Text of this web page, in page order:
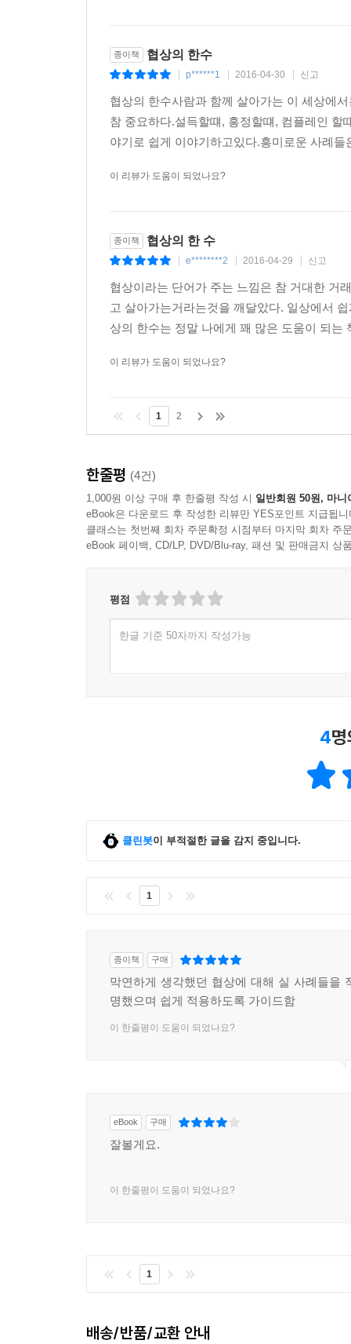
종이책 협상의 한수
p******1 2016-04-30 신고
협상의 한수​사람과 함께 살아가는 이 세상에
참 중요하다.설득할떄, 흥정할떄, 컴플레인
야기로 쉽게 이야기하고있다.흥미로운 사례
이 리뷰가 도움이 되었나요?
종이책 협상의 한 수
e********2 2016-04-29 신고
협상이라는 단어가 주는 느낌은 참 거대한 거
고 살아가는거라는것을 깨달았다. 일상에서
상의 한수는 정말 나에게 꽤 많은 도움이 되
이 리뷰가 도움이 되었나요?
1 2
한줄평 (4건)
1,000원 이상 구매 후 한줄평 작성 시 일반회원 50원, 마니
eBook은 다운로드 후 작성한 리뷰만 YES포인트 지급됩니
클래스는 첫번째 회차 주문확정 시점부터 마지막 회차 주
eBook 페이백, CD/LP, DVD/Blu-ray, 패션 및 판매금지 상
평점
한글 기준 50자까지 작성가능
4
클린봇이 부적절한 글을 감지 중입니다.
1
종이책 구매
막연하게 생각했던 협상에 대해 실 사례들을
명했으며 쉽게 적용하도록 가이드함
이 한줄평이 도움이 되었나요?
eBook 구매
잘볼게요.
이 한줄평이 도움이 되었나요?
1
배송/반품/교환 안내